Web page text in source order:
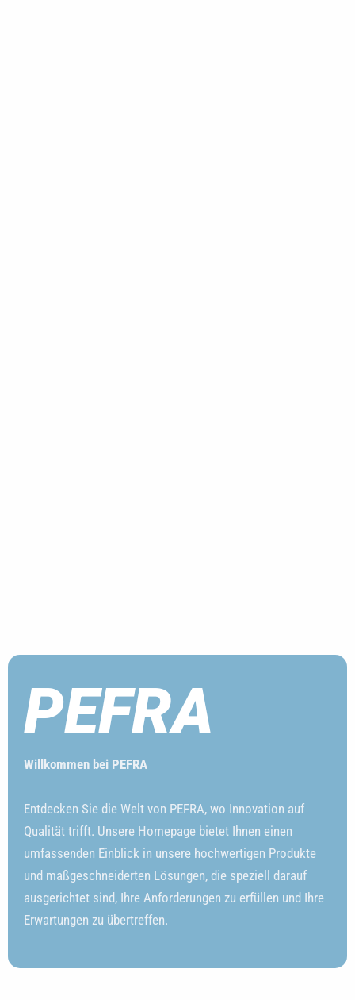
PEFRA
Willkommen bei PEFRA
Entdecken Sie die Welt von PEFRA, wo Innovation auf
Qualität trifft. Unsere Homepage bietet Ihnen einen
umfassenden Einblick in unsere hochwertigen Produkte
und maßgeschneiderten Lösungen, die speziell darauf
ausgerichtet sind, Ihre Anforderungen zu erfüllen und Ihre
Erwartungen zu übertreffen.